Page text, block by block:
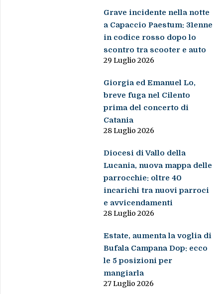
Grave incidente nella notte
a Capaccio Paestum: 31enne
in codice rosso dopo lo
scontro tra scooter e auto
29 Luglio 2026
Giorgia ed Emanuel Lo,
breve fuga nel Cilento
prima del concerto di
Catania
28 Luglio 2026
Diocesi di Vallo della
Lucania, nuova mappa delle
parrocchie: oltre 40
incarichi tra nuovi parroci
e avvicendamenti
28 Luglio 2026
Estate, aumenta la voglia di
Bufala Campana Dop: ecco
le 5 posizioni per
mangiarla
27 Luglio 2026